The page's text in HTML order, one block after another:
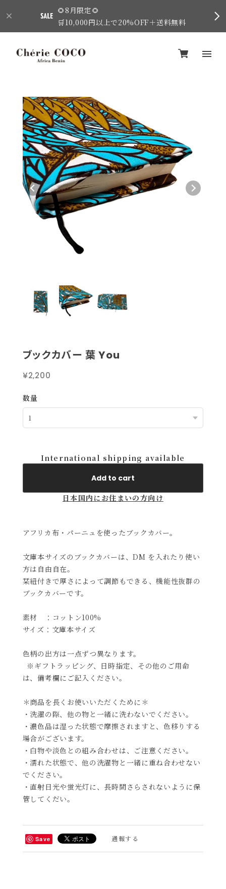
🌻8月限定🌻
🛒10,000円以上で20%OFF＋送料無料
ブックカバー 葉 You
¥2,200
数量
International shipping available
Add to cart
日本国内にお住まいの方向け
アフリカ布・パーニュを使ったブックカバー。
文庫本サイズのブックカバーは、DM を入れたり使い
方は自由自在。
栞紐付きで厚さによって調節もできる、機能性抜群の
ブックカバーです。
素材 ：コットン100%
サイズ：文庫本サイズ
色柄の出方は一点ずつ異なります。
※ギフトラッピング、日時指定、その他のご用命
は、備考欄にご記入ください。
＊商品を長くお使いいただくために＊
・洗濯の際、他の物と一緒に洗わないでください。
・濃色品は湿った状態で摩擦されますと、色移りする
場合がございます。
・白物や淡色との組み合わせは、ご注意ください。
・濡れた状態で、他の洗濯物と一緒に重ね合わせない
でください。
・直射日光や蛍光灯に、長時間さらされないように保
管してくだい。
Save 通報する